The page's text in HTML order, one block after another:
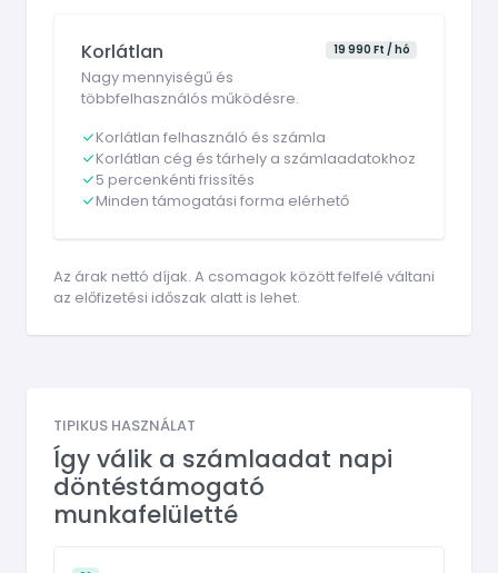
Korlátlan
Nagy mennyiségű és
többfelhasználós működésre.
19 990 Ft / hó
Korlátlan felhasználó és számla
Korlátlan cég és tárhely a számlaadatokhoz
5 percenkénti frissítés
Minden támogatási forma elérhető
Az árak nettó díjak. A csomagok között felfelé váltani
az előfizetési időszak alatt is lehet.
TIPIKUS HASZNÁLAT
Így válik a számlaadat napi
döntéstámogató
munkafelületté